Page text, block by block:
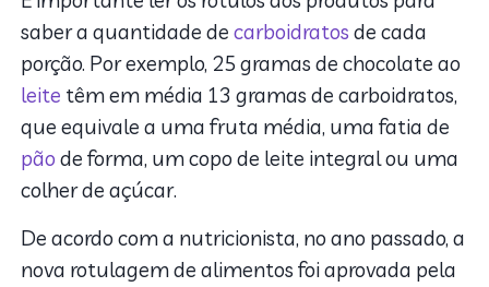
saber a quantidade decarboidratos de cada
porção. Por exemplo, 25 gramas de chocolate ao
leite têm em média 13 gramas de carboidratos,
que equivale a uma fruta média, uma fatia de
pão de forma, um copo de leite integral ou uma
colher de açúcar.
De acordo com a nutricionista, no ano passado, a
nova rotulagem de alimentos foi aprovada pela